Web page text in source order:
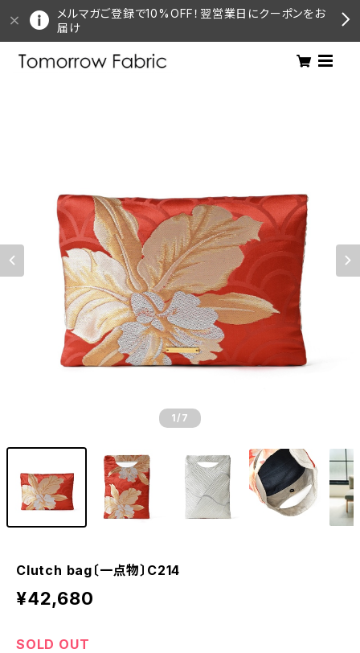
メルマガご登録で10%OFF！翌営業日にクーポンをお
届け
1 /7
Clutch bag〔一点物〕C214
¥42,680
SOLD OUT